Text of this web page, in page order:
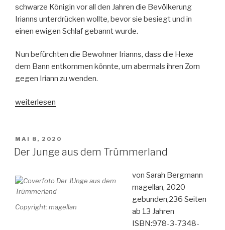
schwarze Königin vor all den Jahren die Bevölkerung
Irianns unterdrücken wollte, bevor sie besiegt und in
einen ewigen Schlaf gebannt wurde.
Nun befürchten die Bewohner Irianns, dass die Hexe
dem Bann entkommen könnte, um abermals ihren Zorn
gegen Iriann zu wenden.
„Rowan
Ein
Labyrinth
Schatten
und
weiterlesen
VERÖFFENTLICHT
AM
MAI 8, 2020
Der Junge aus dem Trümmerland
Copyright: magellan
von Sarah Bergmann
magellan, 2020
gebunden,236 Seiten
ab 13 Jahren
ISBN:978-3-7348-